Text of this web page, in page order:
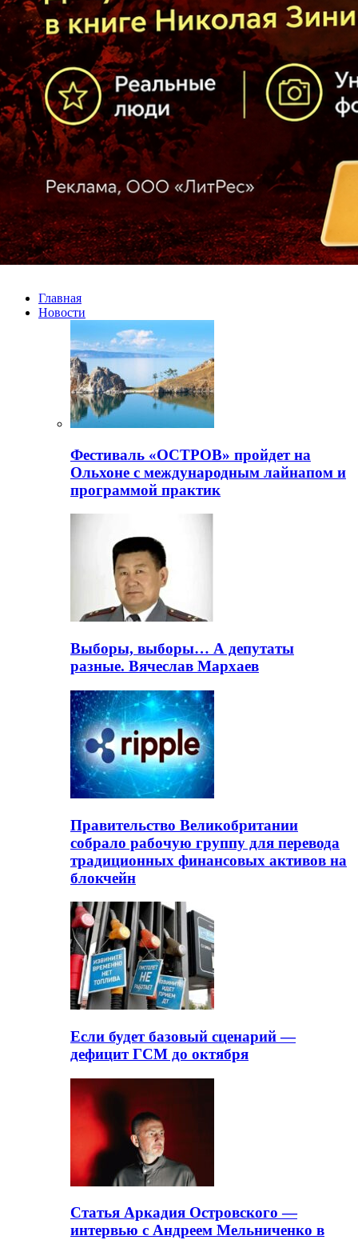
Главная
Новости
Фестиваль «ОСТРОВ» пройдет на
Ольхоне с международным лайнапом и
программой практик
Выборы, выборы… А депутаты
разные. Вячеслав Мархаев
Правительство Великобритании
собрало рабочую группу для перевода
традиционных финансовых активов на
блокчейн
Если будет базовый сценарий —
дефицит ГСМ до октября
Статья Аркадия Островского —
интервью с Андреем Мельниченко в